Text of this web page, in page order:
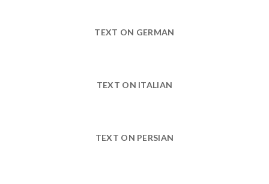
TEXT ON GERMAN
TEXT ON ITALIAN
TEXT ON PERSIAN